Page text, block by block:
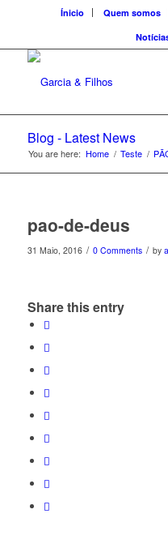
Ínicio Quem somos
Blog - Latest News
You are here: Home / Teste /
pao-de-deus
31 Maio, 2016 / 0 Comments / by
Share this entry